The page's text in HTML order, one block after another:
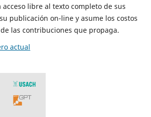
acceso libre al texto completo de sus
publicación on-line y asume los costos
las contribuciones que propaga.
actual